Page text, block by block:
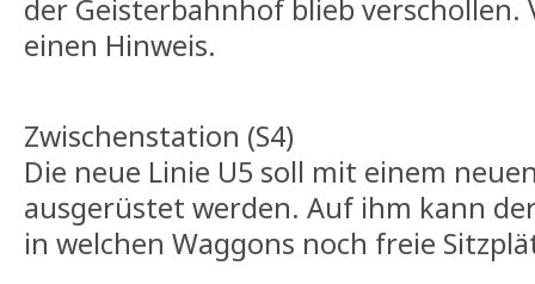
der Geisterbahnhof blieb verschollen.
einen Hinweis.
Zwischenstation (S4)
Die neue Linie U5 soll mit einem
ausgerüstet werden. Auf ihm kann
in welchen Waggons noch freie